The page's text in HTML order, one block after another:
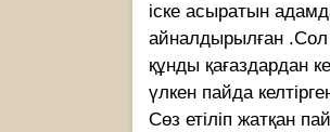
іске асыратын
айналдырылған .Сол
құнды қағаздардан
үлкен пайда
Сөз етіліп жатқан